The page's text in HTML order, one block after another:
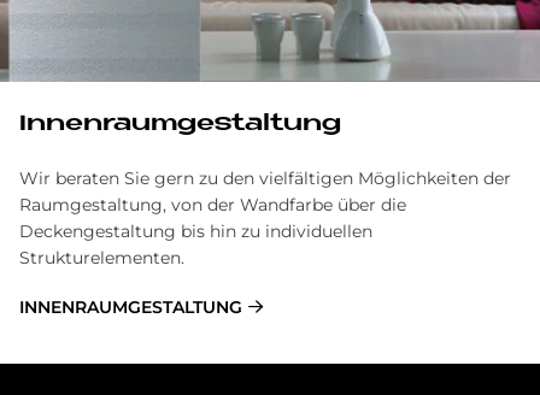
Innenraumgestaltung
Wir beraten Sie gern zu den vielfältigen Möglichkeiten der
Raumgestaltung, von der Wandfarbe über die
Deckengestaltung bis hin zu individuellen
Strukturelementen.
INNENRAUMGESTALTUNG